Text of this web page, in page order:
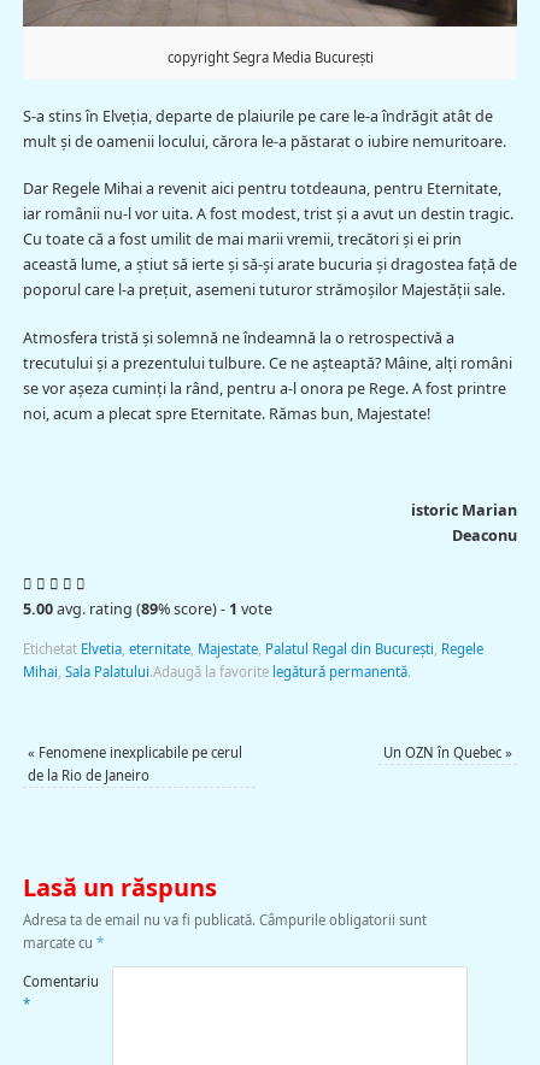
copyright Segra Media București
S-a stins în Elveția, departe de plaiurile pe care le-a îndrăgit atât de
mult și de oamenii locului, cărora le-a păstarat o iubire nemuritoare.
Dar Regele Mihai a revenit aici pentru totdeauna, pentru Eternitate,
iar românii nu-l vor uita. A fost modest, trist și a avut un destin tragic.
Cu toate că a fost umilit de mai marii vremii, trecători și ei prin
această lume, a știut să ierte și să-și arate bucuria și dragostea față de
poporul care l-a prețuit, asemeni tuturor strămoșilor Majestății sale.
Atmosfera tristă și solemnă ne îndeamnă la o retrospectivă a
trecutului și a prezentului tulbure. Ce ne așteaptă? Mâine, alți români
se vor așeza cuminți la rând, pentru a-l onora pe Rege. A fost printre
noi, acum a plecat spre Eternitate. Rămas bun, Majestate!
istoric Marian
Deaconu
5.00avg. rating (89% score) - 1 vote
Etichetat Elvetia, eternitate, Majestate, Palatul Regal din București Regele
Mihai Sala Palatului.Adaugă la favorite legătură permanentă.
« Fenomene inexplicabile pe cerul
de la Rio de Janeiro
Un OZN în Quebec»
Lasă un răspuns
Adresa ta de email nu va fi publicată. Câmpurile obligatorii sunt
marcate cu *
Comentariu
*